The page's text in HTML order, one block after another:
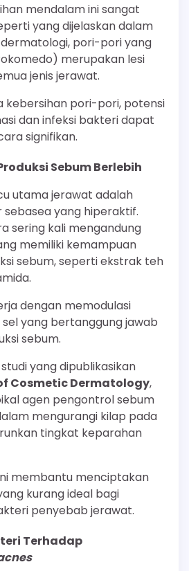
mendalam ini sangat
yang dijelaskan dalam
pori-pori yang
merupakan lesi
jenis jerawat.
kebersihan pori-pori, potensi
dan infeksi bakteri dapat
signifikan.
Sebum Berlebih
utama jerawat adalah
yang hiperaktif.
sering kali mengandung
memiliki kemampuan
sebum, seperti ekstrak teh
dengan memodulasi
yang bertanggung jawab
sebum.
yang dipublikasikan
Cosmetic Dermatology,
agen pengontrol sebum
mengurangi kilap pada
tingkat keparahan
membantu menciptakan
kurang ideal bagi
penyebab jerawat.
Terhadap